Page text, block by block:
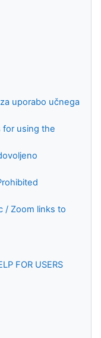
uporabo učnega
for using the
/ Zoom links to
FOR USERS